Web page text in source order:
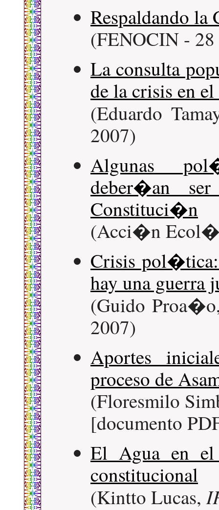
Respaldando la
(FENOCIN - 28
La consulta
de la crisis en
(Eduardo
2007)
Algunas
deber�an
Constituci�n
(Acci�n
Crisis
hay una guerra
(Guido
2007)
Aportes
proceso de
(Floresmilo
[documento
El Agua en el
constitucional
(Kintto Lucas,